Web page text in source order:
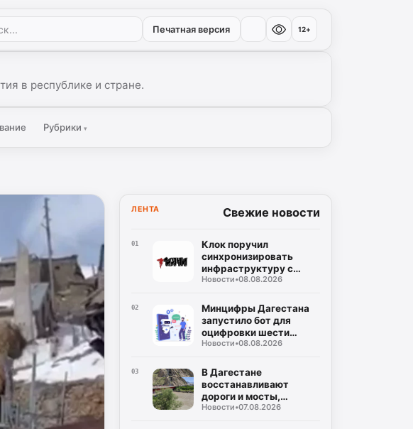
Печатная версия 12+
в республике и стране.
Рубрики ▾
ЛЕНТА Свежие новости
01
Клок поручил
синхронизировать
инфраструктуру с
жильем в проекте
230 млрд рублей
Новости•08.08.2026
02
Минцифры Дагестана
запустило бот для
оцифровки шести
национальных языков
Новости•08.08.2026
03
В Дагестане
восстанавливают
дороги и мосты,
поврежденные ливнями
Новости•07.08.2026